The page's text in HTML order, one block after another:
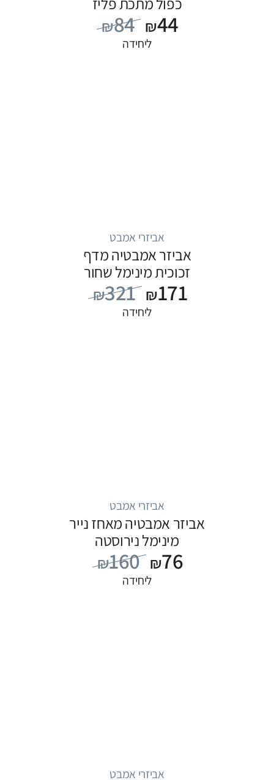
₪84 ₪44
ליחידה
אביזרי אמבט
אביזר אמבטיה מדף
זכוכית מינימל שחור
₪321 ₪171
ליחידה
אביזרי אמבט
אביזר אמבטיה מאחז נייר
מינימל נירוסטה
₪160 ₪76
ליחידה
אביזרי אמבט